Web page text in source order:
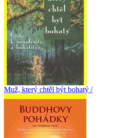
Muž, který chtěl být bohatý /